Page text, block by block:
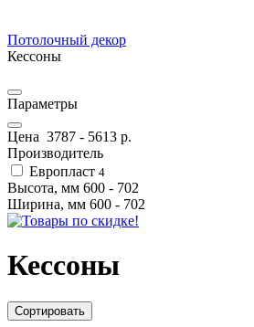
Потолочный декор
Кессоны
Параметры
Цена 3787 - 5613 р.
Производитель
Европласт 4
Высота, мм 600 - 702
Ширина, мм 600 - 702
Кессоны
Сортировать